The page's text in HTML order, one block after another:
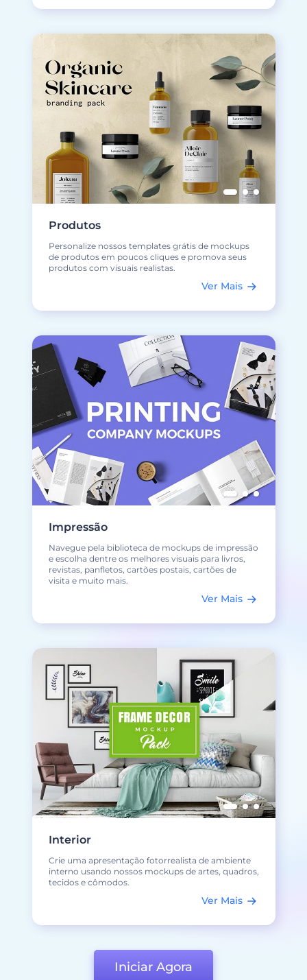
Produtos
Personalize nossos templates grátis de mockups
de produtos em poucos cliques e promova seus
produtos com visuais realistas.
Ver Mais
Impressão
Navegue pela biblioteca de mockups de impressão
e escolha dentre os melhores visuais para livros,
revistas, panfletos, cartões postais, cartões de
visita e muito mais.
Ver Mais
Interior
Crie uma apresentação fotorrealista de ambiente
interno usando nossos mockups de artes, quadros,
tecidos e cômodos.
Ver Mais
Iniciar Agora